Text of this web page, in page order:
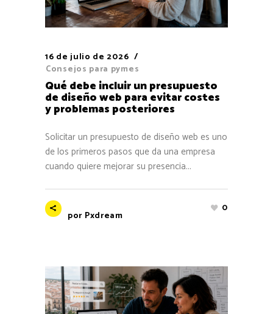
16 de julio de 2026
Consejos para pymes
Qué debe incluir un presupuesto
de diseño web para evitar costes
y problemas posteriores
Solicitar un presupuesto de diseño web es uno
de los primeros pasos que da una empresa
cuando quiere mejorar su presencia...
por Pxdream
0